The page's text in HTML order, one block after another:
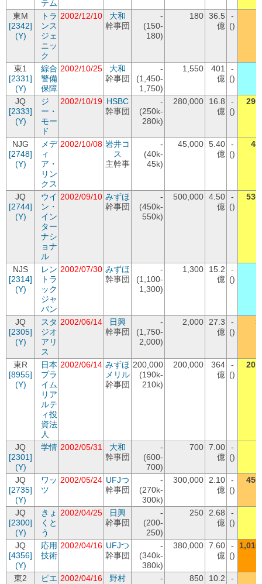
テム
東M
[2342]
(Y)
トラ
ンス
ジェ
ニッ
ク
2002/12/10
大和
幹事団
-
(150-
180)
180 36.5
億
-
()
東1
[2331]
(Y)
綜合
警備
保障
2002/10/25
大和
幹事団
-
(1,450-
1,750)
1,550
401
億
-
()
JQ
[2333]
(Y)
ジ
ー・
モー
ド
2002/10/19 HSBC
幹事団
-
(250k-
280k)
280,000
16.8
億
-
()
NJG
[2748]
(Y)
メデ
ィ
ア・
リン
クス
2002/10/08 岩井コ
ス
主幹事
-
(40k-
45k)
45,000 5.40
億
-
()
JQ
[2744]
(Y)
ウイ
ン・
イン
ター
ナシ
ョナ
ル
2002/09/10 みずほ
幹事団
-
(450k-
550k)
500,000 4.50
億
-
()
NJS
[2314]
(Y)
レン
トラ
ック
ジャ
パン
2002/07/30 みずほ
幹事団
-
(1,100-
1,300)
1,300
15.2
億
-
()
JQ
[2305]
(Y)
スタ
ジオ
アリ
ス
2002/06/14
日興
幹事団
-
(1,750-
2,000)
2,000
27.3
億
-
()
東R
[8955]
(Y)
日本
プラ
イム
リア
ルテ
ィ投
資法
人
2002/06/14 みずほ
メリル
幹事団
200,000
(190k-
210k)
200,000
364
億
-
()
JQ
[2301]
(Y)
学情 2002/05/31
大和
幹事団
-
(600-
700)
700 7.00
億
-
()
JQ
[2735]
(Y)
ワッ
ツ
2002/05/24 UFJつ
幹事団
-
(270k-
300k)
300,000
2.10
億
-
()
JQ
[2300]
(Y)
きょ
くと
う
2002/04/25
日興
幹事団
-
(200-
250)
250
2.68
億
-
()
JQ
[4356]
(Y)
応用
技術
2002/04/16 UFJつ
幹事団
-
(340k-
380k)
380,000 7.60
億
-
()
東2
ピエ 2002/04/16
野村
-
850
10.2
-